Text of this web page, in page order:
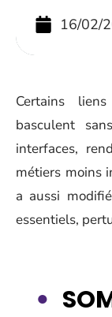
16/02/
Certains
basculent
interfaces,
métiers moins
a aussi
essentiels,